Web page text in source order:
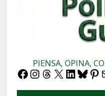
PIENSA, OPINA,
Facebook
Instagram
Threads
X